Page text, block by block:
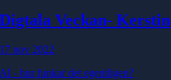
Digtala Veckan- Kerstin
17 nov 2022
AI - hur funkar det egentligen?